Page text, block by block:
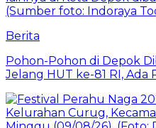
Berita
Pohon-Pohon di Depok
Jelang HUT ke-81 RI,